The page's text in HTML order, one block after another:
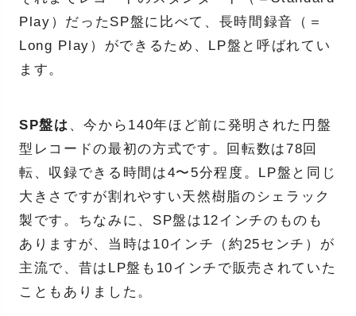
Play）だったSP盤に比べて、長時間録音（＝
Long Play）ができるため、LP盤と呼ばれてい
ます。
SP盤は 、今から140年ほど前に発明された円盤
型レコードの最初の方式です。回転数は78回
転、収録できる時間は4〜5分程度。LP盤と同じ
大きさですが割れやすい天然樹脂のシェラック
製です。ちなみに、SP盤は12インチのものも
ありますが、当時は10インチ（約25センチ）が
主流で、昔はLP盤も10インチで販売されていた
こともありました。